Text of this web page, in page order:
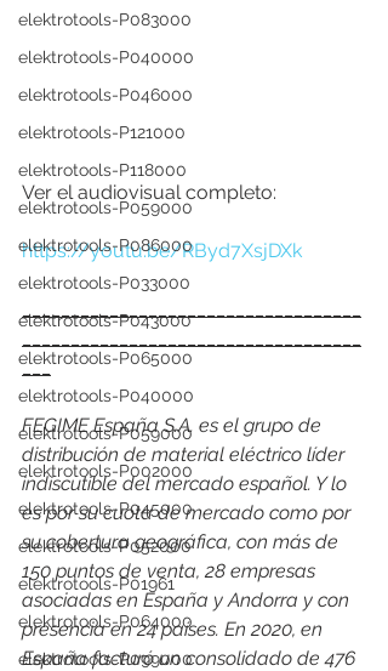
elektrotools-P083000
elektrotools-P040000
elektrotools-P046000
elektrotools-P121000
elektrotools-P118000
elektrotools-P059000
elektrotools-P086000
elektrotools-P033000
elektrotools-P043000
elektrotools-P065000
elektrotools-P040000
elektrotools-P059000
elektrotools-P002000
elektrotools-P045000
elektrotools-P052000
elektrotools-P01961
elektrotools-P064000
elektrotools-P099000
Ver el audiovisual completo:
https://youtu.be/RByd7XsjDXk
___________________________________
___
FEGIME España S.A. es el grupo de
distribución de material eléctrico líder
indiscutible del mercado español. Y lo
es por su cuota de mercado como por
su cobertura geográfica, con más de
150 puntos de venta, 28 empresas
asociadas en España y Andorra y con
presencia en 24 países. En 2020, en
España facturó un consolidado de 476